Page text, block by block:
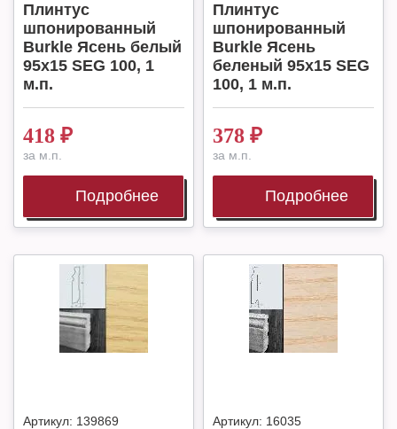
Плинтус
шпонированный
Burkle Ясень белый
95х15 SEG 100, 1
м.п.
418 ₽
за м.п.
Подробнее
Плинтус
шпонированный
Burkle Ясень
беленый 95х15 SEG
100, 1 м.п.
378 ₽
за м.п.
Подробнее
Артикул: 139869 Артикул: 16035